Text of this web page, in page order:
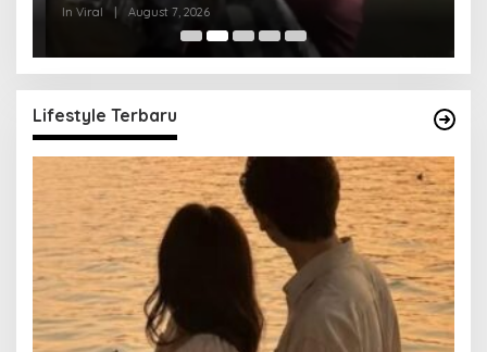
In Viral | August 7, 2026
Lifestyle Terbaru